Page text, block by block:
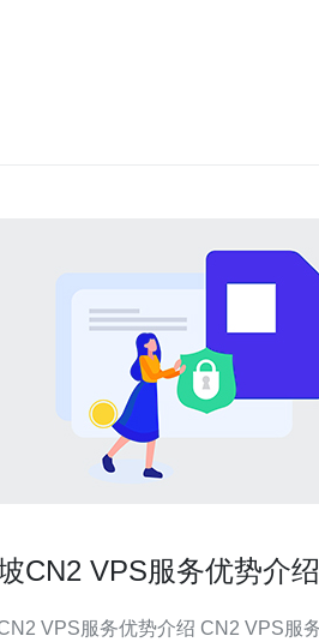
CN2 VPS服务优势介绍
服务优势介绍 CN2 VPS服务是一种基于